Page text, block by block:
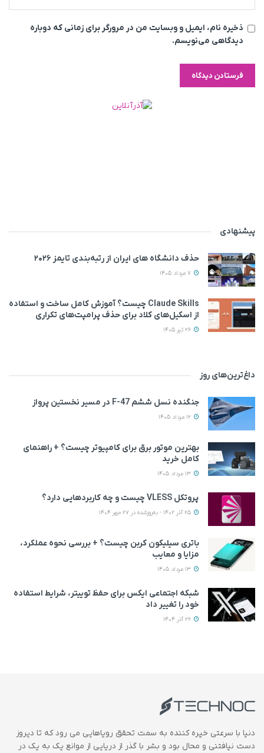
ذخیره نام، ایمیل و وبسایت من در مرورگر برای زمانی که دوباره
دیدگاهی می‌نویسم.
پیشنهادی
حذف دانشگاه های ایران از رتبه‌بندی تایمز ۲۰۲۶
Claude Skills چیست؟ آموزش کامل ساخت و استفاده
از اسکیل‌های کلاد برای حذف پرامپت‌های تکراری
داغ‌ترین‌های روز
جنگنده نسل ششم F-47 در مسیر نخستین پرواز
بهترین موتور برق برای کامپیوتر چیست؟ + راهنمای
کامل خرید
پروتکل VLESS چیست و چه کاربردهایی دارد؟
باتری سیلیکون کربن چیست؟ + بررسی نحوه عملکرد،
مزایا و معایب
شبکه اجتماعی ایکس برای حفظ توییتر، شرایط استفاده
خود را تغییر داد
دنیا با سرعتی خیره کننده به سمت تحقق رویاهایی می رود که تا دیروز
دست نیافتنی و محال بود و بشر با گذر از دریایی از موانع یک به یک در